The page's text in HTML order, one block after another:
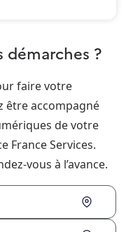
démarches ?
faire votre
être accompagné
de votre
France Services.
vous à l’avance.